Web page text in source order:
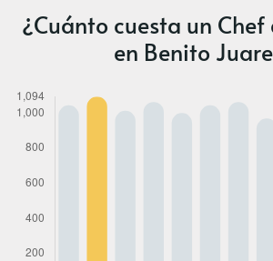
¿Cuánto cuesta un
en Benito